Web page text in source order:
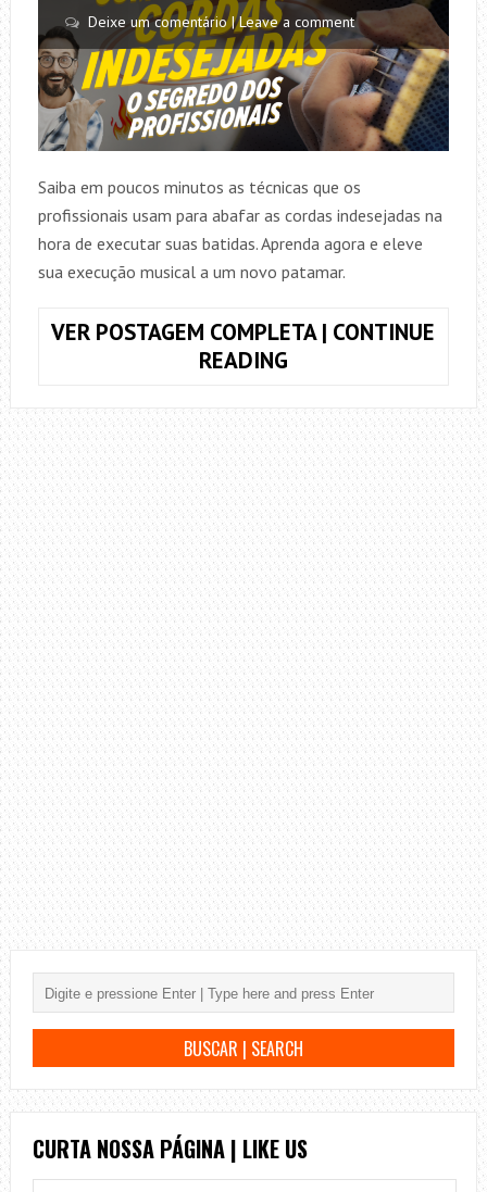
Deixe um comentário | Leave a comment
Saiba em poucos minutos as técnicas que os
profissionais usam para abafar as cordas indesejadas na
hora de executar suas batidas. Aprenda agora e eleve
sua execução musical a um novo patamar.
VER POSTAGEM COMPLETA | CONTINUE
READINGCOMO
AS
CORDAS
INDESEJADAS
–
O
SEGREDO
DOS
PROFISSIONAIS
CURTA NOSSA PÁGINA | LIKE US